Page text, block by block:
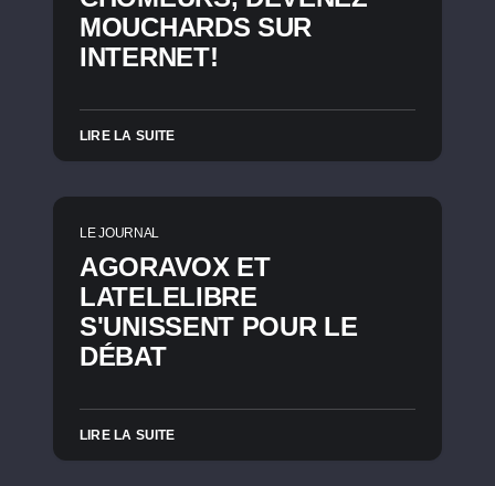
MOUCHARDS SUR
INTERNET!
LIRE LA SUITE
LE JOURNAL
AGORAVOX ET
LATELELIBRE
S'UNISSENT POUR LE
DÉBAT
LIRE LA SUITE